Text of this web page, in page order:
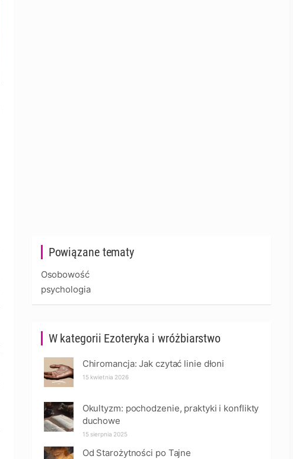
Powiązane tematy
Osobowość
psychologia
W kategorii Ezoteryka i wróżbiarstwo
Chiromancja: Jak czytać linie dłoni
15 kwietnia 2026
Okultyzm: pochodzenie, praktyki i konflikty
duchowe
15 sierpnia 2025
Od Starożytności po Tajne